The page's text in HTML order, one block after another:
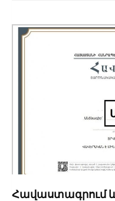
Հավաստագրում և